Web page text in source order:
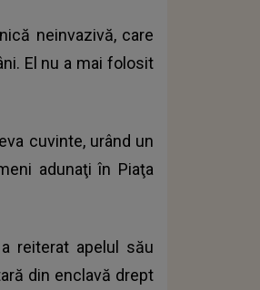
neinvazivă, care
El nu a mai folosit
cuvinte, urând un
adunaţi în Piaţa
reiterat apelul său
din enclavă drept